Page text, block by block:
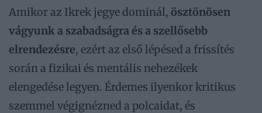
Amikor az Ikrek jegye dominál, ösztönösen
vágyunk a szabadságra és a szellősebb
elrendezésre, ezért az első lépésed a frissítés
során a fizikai és mentális nehezékek
elengedése legyen. Érdemes ilyenkor kritikus
szemmel végignézned a polcaidat, és